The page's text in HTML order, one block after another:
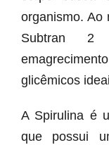
organismo. Ao
Subtran 2
glicêmicos
A Spirulina é
que possui